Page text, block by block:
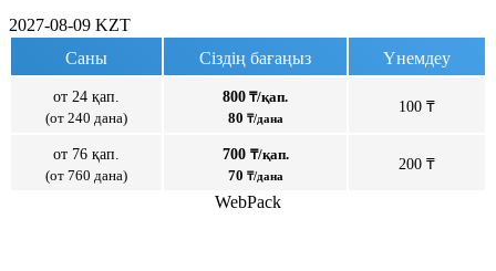
2027-08-09 KZT
Саны
Сіздің бағаңыз Үнемдеу
от 24 қап.
(от 240 дана)
800 ₸/қап.
80 ₸/дана
100 ₸
от 76 қап.
(от 760 дана)
700 ₸/қап.
70 ₸/дана
200 ₸
WebPack